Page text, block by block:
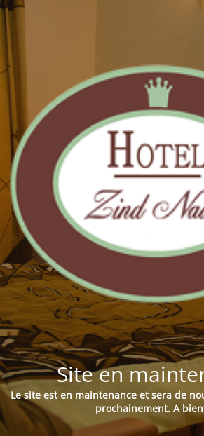
Site en
Le site est en maintenance et sera de
prochainement. A